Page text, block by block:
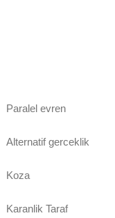
Paralel evren
Alternatif gerceklik
Koza
Karanlik Taraf